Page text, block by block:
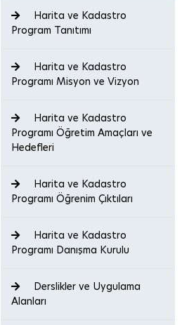
Harita ve Kadastro
Program Tanıtımı
Harita ve Kadastro
Programı Misyon ve Vizyon
Harita ve Kadastro
Programı Öğretim Amaçları ve
Hedefleri
Harita ve Kadastro
Programı Öğrenim Çıktıları
Harita ve Kadastro
Programı Danışma Kurulu
Derslikler ve Uygulama
Alanları